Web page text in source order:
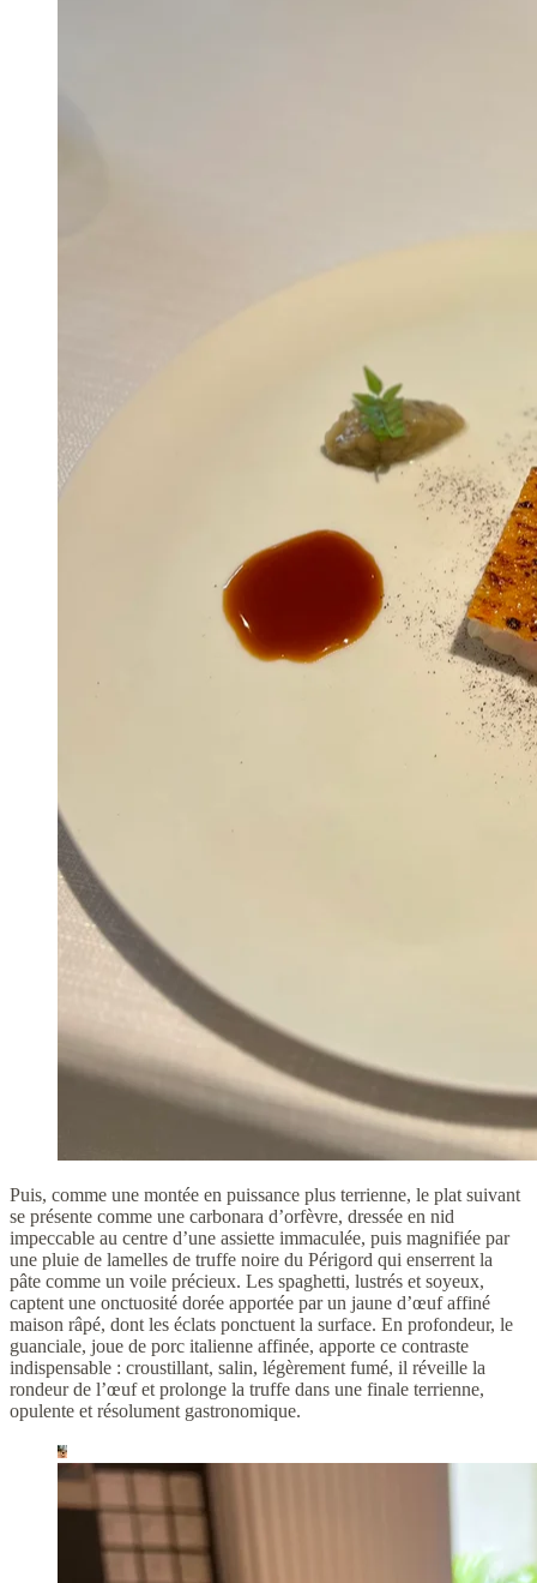
Puis, comme une montée en puissance plus terrienne, le plat suivant
se présente comme une carbonara d’orfèvre, dressée en nid
impeccable au centre d’une assiette immaculée, puis magnifiée par
une pluie de lamelles de truffe noire du Périgord qui enserrent la
pâte comme un voile précieux. Les spaghetti, lustrés et soyeux,
captent une onctuosité dorée apportée par un jaune d’œuf affiné
maison râpé, dont les éclats ponctuent la surface. En profondeur, le
guanciale, joue de porc italienne affinée, apporte ce contraste
indispensable : croustillant, salin, légèrement fumé, il réveille la
rondeur de l’œuf et prolonge la truffe dans une finale terrienne,
opulente et résolument gastronomique.